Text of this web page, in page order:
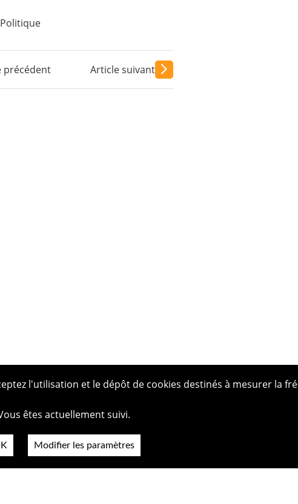
Politique
précédent Article suivant
l'utilisation et le dépôt de cookies destinés à mesurer la
êtes actuellement suivi.
Modifier les paramètres